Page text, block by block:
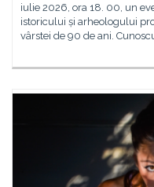
iulie 2026, ora 18. 00, un
istoricului și arheologului
vârstei de 90 de ani.